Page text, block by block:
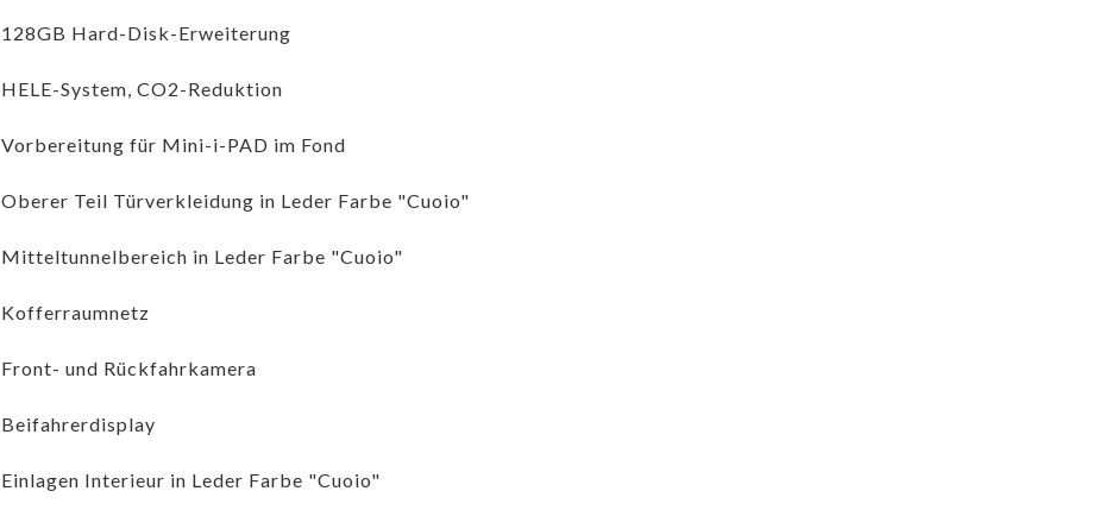
128GB Hard-Disk-Erweiterung
HELE-System, CO2-Reduktion
Vorbereitung für Mini-i-PAD im Fond
Oberer Teil Türverkleidung in Leder Farbe "Cuoio"
Mitteltunnelbereich in Leder Farbe "Cuoio"
Kofferraumnetz
Front- und Rückfahrkamera
Beifahrerdisplay
Einlagen Interieur in Leder Farbe "Cuoio"